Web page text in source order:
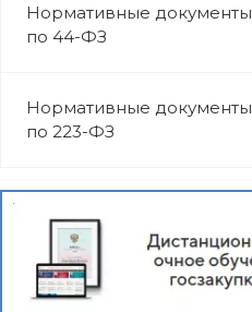
Нормативные документы
по 44-ФЗ
Нормативные документы
по 223-ФЗ